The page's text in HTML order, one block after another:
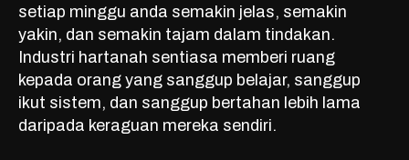
setiap minggu anda semakin jelas, semakin
yakin, dan semakin tajam dalam tindakan.
Industri hartanah sentiasa memberi ruang
kepada orang yang sanggup belajar, sanggup
ikut sistem, dan sanggup bertahan lebih lama
daripada keraguan mereka sendiri.